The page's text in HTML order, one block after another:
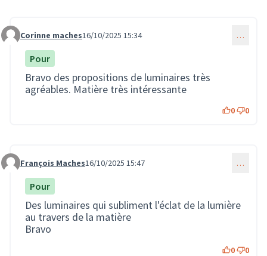
Commentaire 3880
Corinne maches16/10/2025 15:34 …
Pour
Bravo des propositions de luminaires très
agréables. Matière très intéressante
0 0
Commentaire 3881
François Maches16/10/2025 15:47 …
Pour
Des luminaires qui subliment l'éclat de la lumière
au travers de la matière
Bravo
0 0